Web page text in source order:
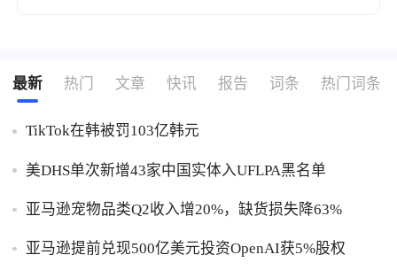
最新 热门 文章 快讯 报告 词条 热门词条
TikTok在韩被罚103亿韩元
美DHS单次新增43家中国实体入UFLPA黑名单
亚马逊宠物品类Q2收入增20%，缺货损失降63%
亚马逊提前兑现500亿美元投资OpenAI获5%股权